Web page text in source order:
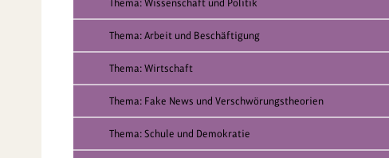
Thema: Wissenschaft und Politik
Thema: Arbeit und Beschäftigung
Thema: Wirtschaft
Thema: Fake News und Verschwörungstheorien
Thema: Schule und Demokratie